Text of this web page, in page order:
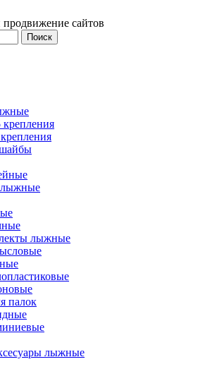
сайтов
Поиск
лыжные
лыжные
палок
лыжные